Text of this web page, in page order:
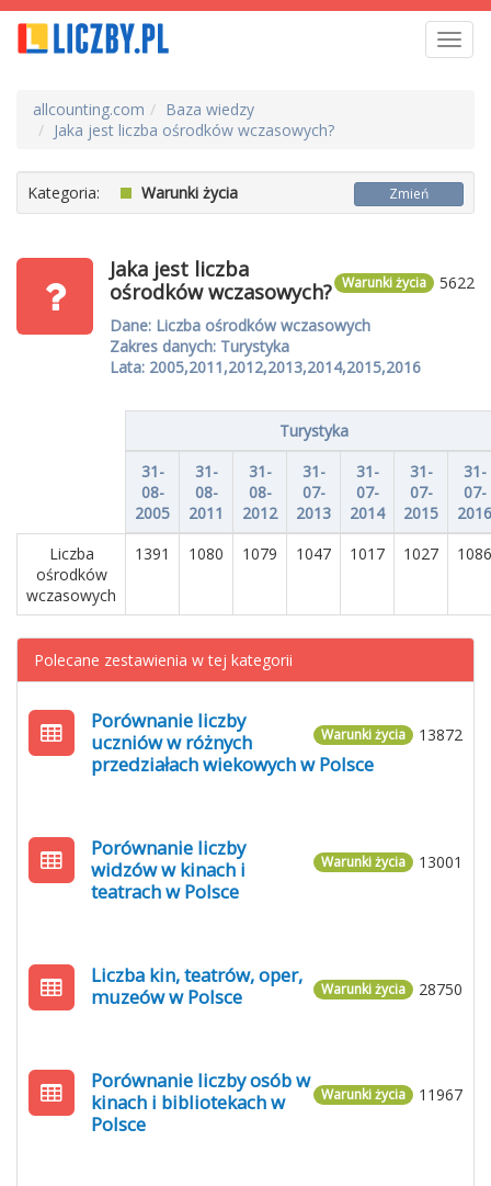
allcounting.com
Baza wiedzy
Jaka jest liczba ośrodków wczasowych?
Kategoria: Warunki życia Zmień
5622
Warunki życia
Jaka jest liczba
ośrodków wczasowych?
Dane: Liczba ośrodków wczasowych
Zakres danych: Turystyka
Lata: 2005,2011,2012,2013,2014,2015,2016
Turystyka
31-
08-
2005
31-
08-
2011
31-
08-
2012
31-
07-
2013
31-
07-
2014
31-
07-
2015
31-
07-
2016
Liczba
ośrodków
wczasowych
1391 1080 1079 1047 1017 1027 1086
Polecane zestawienia w tej kategorii
13872
Warunki życia
Porównanie liczby
uczniów w różnych
przedziałach wiekowych w Polsce
13001
Warunki życia
Porównanie liczby
widzów w kinach i
teatrach w Polsce
28750
Warunki życia
Liczba kin, teatrów, oper,
muzeów w Polsce
11967
Warunki życia
Porównanie liczby osób w
kinach i bibliotekach w
Polsce